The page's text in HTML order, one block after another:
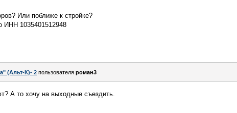
Или поближе к стройке?
ИНН 1035401512948
(Альт-К)- 2 пользователя роман3
А то хочу на выходные съездить.